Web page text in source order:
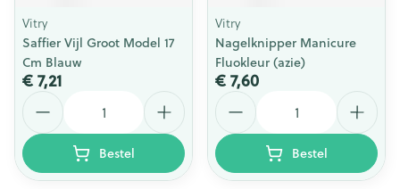
Vitry
Saffier Vijl Groot Model 17
Cm Blauw
€ 7,21
Bestel
Vitry
Nagelknipper Manicure
Fluokleur (azie)
€ 7,60
Aantal
Bestel